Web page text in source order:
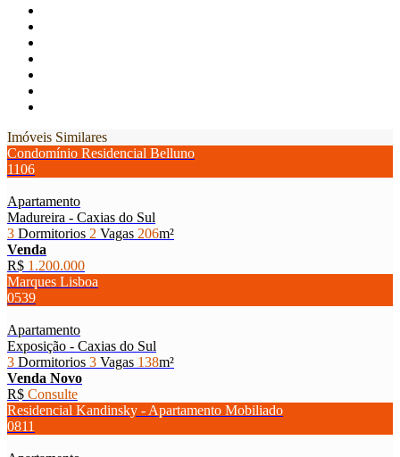
Imóveis Similares
Condomínio Residencial Belluno
1106
Apartamento
Madureira - Caxias do Sul
3 Dormitorios 2 Vagas 206m²
Venda
R$ 1.200.000
Marques Lisboa
0539
Apartamento
Exposição - Caxias do Sul
3 Dormitorios 3 Vagas 138m²
Venda Novo
R$ Consulte
Residencial Kandinsky - Apartamento Mobiliado
0811